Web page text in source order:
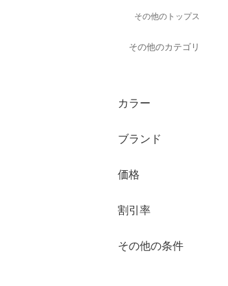
その他のトップス
その他のカテゴリ
パンツ
ワンピース・ドレス
スカート
オールインワン・オーバ
バッグ
カラー
クリア
ブランド
価格
絞り込み
割引率
％OFF～
その他の条件